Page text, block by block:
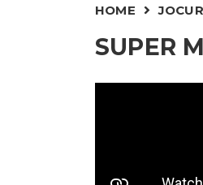
HOME
SUPER